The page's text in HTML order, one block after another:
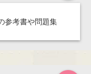
参考書や問題集